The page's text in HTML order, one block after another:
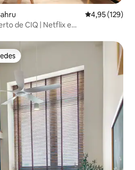
4,95 de uma
4,95 (129)
de CIQ | Netflix e
dos hóspedes